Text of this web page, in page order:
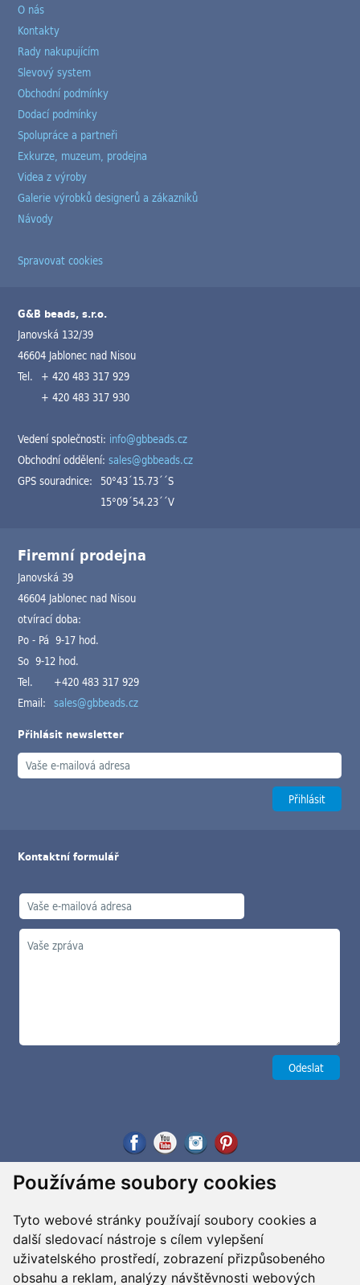
Používáme soubory cookies
Tyto webové stránky používají soubory cookies a
další sledovací nástroje s cílem vylepšení
uživatelského prostředí, zobrazení přizpůsobeného
obsahu a reklam, analýzy návštěvnosti webových
O nás
Kontakty
Rady nakupujícím
Slevový system
Obchodní podmínky
Dodací podmínky
Spolupráce a partneři
Exkurze, muzeum, prodejna
Videa z výroby
Galerie výrobků designerů a zákazníků
Návody
Spravovat cookies
G&B beads, s.r.o.
Janovská 132/39
46604 Jablonec nad Nisou
Tel. + 420 483 317 929
+ 420 483 317 930
Vedení společnosti: info@gbbeads.cz
Obchodní oddělení:sales@gbbeads.cz
GPS souradnice: 50°43´15.73´´S
15°09´54.23´´V
Firemní prodejna
Janovská 39
46604 Jablonec nad Nisou
otvírací doba:
Po - Pá 9-17 hod.
So 9-12 hod.
Tel.
+420 483 317 929
Email: sales@gbbeads.cz
Přihlásit newsletter
Kontaktní formulář